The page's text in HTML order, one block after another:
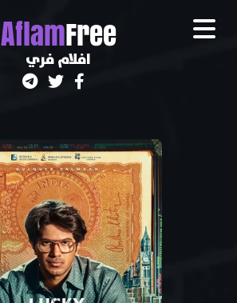
AflamFree
افلام فري